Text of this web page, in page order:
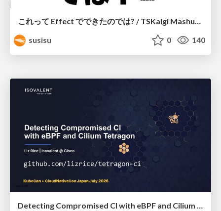
これって Effect でできたのでは? / TSKaigi Mashup Kansai #2
susisu
0 140